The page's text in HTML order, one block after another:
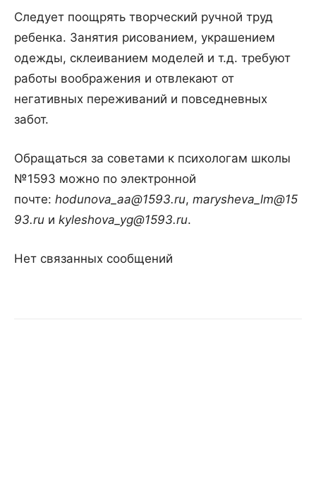
Следует поощрять творческий ручной труд
ребенка. Занятия рисованием, украшением
одежды, склеиванием моделей и т.д. требуют
работы воображения и отвлекают от
негативных переживаний и повседневных
забот.
Обращаться за советами к психологам школы
№1593 можно по электронной
почте: hodunova_aa@1593.ru, marysheva_lm@15
93.ru и kyleshova_yg@1593.ru.
Нет связанных сообщений